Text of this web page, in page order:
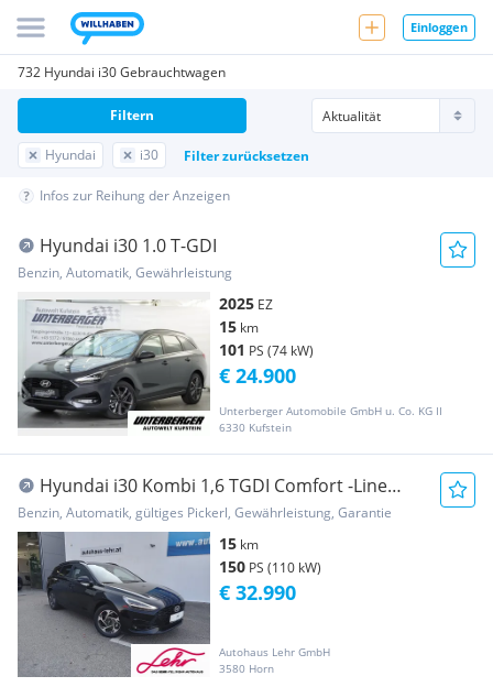
Einloggen
732 Hyundai i30 Gebrauchtwagen
Hyundai i30 Filter zurücksetzen
Filtern
Infos zur Reihung der Anzeigen
Hyundai i30 1.0 T-GDI
Benzin, Automatik, Gewährleistung
2025 EZ
15 km
101 PS (74 kW)
Unterberger Automobile GmbH u. Co. KG II
6330 Kufstein
€ 24.900
Hyundai i30 Kombi 1,6 TGDI Comfort -Line
DCT
Benzin, Automatik, gültiges Pickerl, Gewährleistung, Garantie
15 km
150 PS (110 kW)
Autohaus Lehr GmbH
3580 Horn
€ 32.990